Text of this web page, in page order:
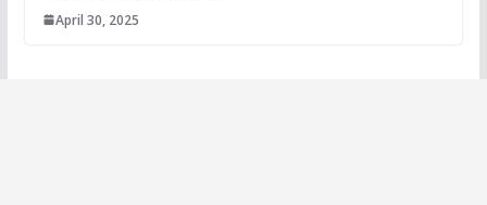
April 30, 2025